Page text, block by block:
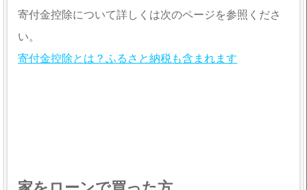
寄付金控除について詳しくは次のページを参照くださ
い。
寄付金控除とは？ふるさと納税も含まれます